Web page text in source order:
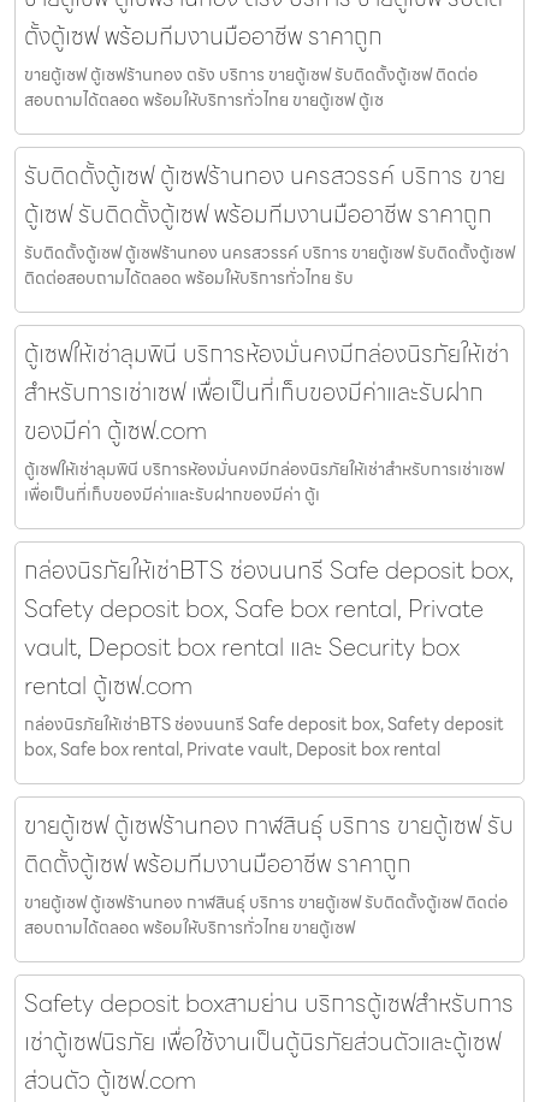
ตั้งตู้เซฟ พร้อมทีมงานมืออาชีพ ราคาถูก
ขายตู้เซฟ ตู้เซฟร้านทอง ตรัง บริการ ขายตู้เซฟ รับติดตั้งตู้เซฟ ติดต่อ
สอบถามได้ตลอด พร้อมให้บริการทั่วไทย ขายตู้เซฟ ตู้เซ
รับติดตั้งตู้เซฟ ตู้เซฟร้านทอง นครสวรรค์ บริการ ขาย
ตู้เซฟ รับติดตั้งตู้เซฟ พร้อมทีมงานมืออาชีพ ราคาถูก
รับติดตั้งตู้เซฟ ตู้เซฟร้านทอง นครสวรรค์ บริการ ขายตู้เซฟ รับติดตั้งตู้เซฟ
ติดต่อสอบถามได้ตลอด พร้อมให้บริการทั่วไทย รับ
ตู้เซฟให้เช่าลุมพินี บริการห้องมั่นคงมีกล่องนิรภัยให้เช่า
สำหรับการเช่าเซฟ เพื่อเป็นที่เก็บของมีค่าและรับฝาก
ของมีค่า ตู้เซฟ.com
ตู้เซฟให้เช่าลุมพินี บริการห้องมั่นคงมีกล่องนิรภัยให้เช่าสำหรับการเช่าเซฟ
เพื่อเป็นที่เก็บของมีค่าและรับฝากของมีค่า ตู้เ
กล่องนิรภัยให้เช่าBTS ช่องนนทรี Safe deposit box,
Safety deposit box, Safe box rental, Private
vault, Deposit box rental และ Security box
rental ตู้เซฟ.com
กล่องนิรภัยให้เช่าBTS ช่องนนทรี Safe deposit box, Safety deposit
box, Safe box rental, Private vault, Deposit box rental
ขายตู้เซฟ ตู้เซฟร้านทอง กาฬสินธุ์ บริการ ขายตู้เซฟ รับ
ติดตั้งตู้เซฟ พร้อมทีมงานมืออาชีพ ราคาถูก
ขายตู้เซฟ ตู้เซฟร้านทอง กาฬสินธุ์ บริการ ขายตู้เซฟ รับติดตั้งตู้เซฟ ติดต่อ
สอบถามได้ตลอด พร้อมให้บริการทั่วไทย ขายตู้เซฟ
Safety deposit boxสามย่าน บริการตู้เซฟสำหรับการ
เช่าตู้เซฟนิรภัย เพื่อใช้งานเป็นตู้นิรภัยส่วนตัวและตู้เซฟ
ส่วนตัว ตู้เซฟ.com